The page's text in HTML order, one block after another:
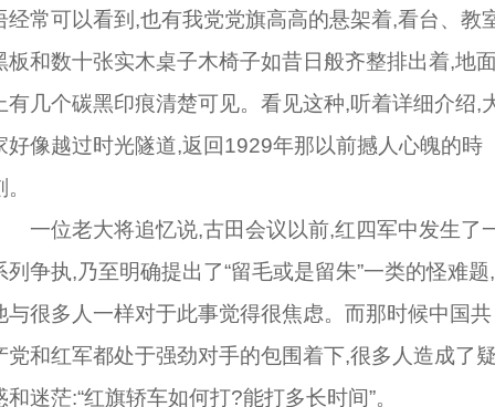
经常可以看到,也有我党党旗高高的悬架着,看台、教
板和数十张实木桌子木椅子如昔日般齐整排出着,地面
有几个碳黑印痕清楚可见。看见这种,听着详细介绍,
好像越过时光隧道,返回1929年那以前撼人心魄的時
位老大将追忆说,古田会议以前,红四军中发生了
列争执,乃至明确提出了“留毛或是留朱”一类的怪难题,
与很多人一样对于此事觉得很焦虑。而那时候中国共
党和红军都处于强劲对手的包围着下,很多人造成了疑
和迷茫:“红旗轿车如何打?能打多长时间”。